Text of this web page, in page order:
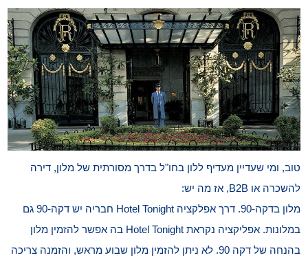
טוב, ומי שעדיין מעדיף ללון בחו"ל בדרך מסורתית של מלון, דירה
להשכרה או B2B, אז מה יש:
מלון בדקה-90. דרך אפלקציה Hotel Tonight חבריה יש דקה-90 גם
במלונות. אפליקציה נקראת Hotel Tonight בה אפשר להזמין מלון
בהנחה של דקה 90. לא ניתן להזמין מלון שבוע מראש, והזמנה צריכה